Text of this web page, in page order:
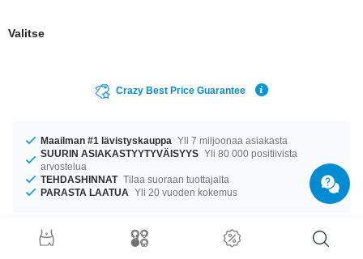
Valitse
Crazy Best Price Guarantee
Maailman #1 lävistyskauppa Yli 7 miljoonaa asiakasta
SUURIN ASIAKASTYYTYVÄISYYS Yli 80 000 positiivista
arvostelua
TEHDASHINNAT Tilaa suoraan tuottajalta
PARASTA LAATUA Yli 20 vuoden kokemus